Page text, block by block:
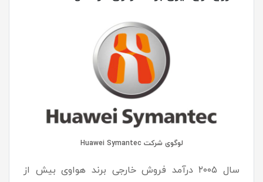
لوگوی شرکت Huawei Symantec
سال ۲۰۰۵ درآمد فروش خارجی برند هواوی بیش از